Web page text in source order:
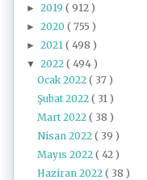
► 2019 ( 912 )
► 2020 ( 755 )
► 2021 ( 498 )
▼ 2022 ( 494 )
Ocak 2022( 37 )
Şubat 2022( 31 )
Mart 2022( 38 )
Nisan 2022( 39 )
Mayıs 2022( 42 )
Haziran 2022( 38 )